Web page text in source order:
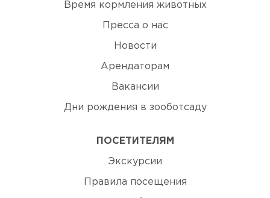
Время кормления животных
Пресса о нас
Новости
Арендаторам
Вакансии
Дни рождения в зооботсаду
ПОСЕТИТЕЛЯМ
Экскурсии
Правила посещения